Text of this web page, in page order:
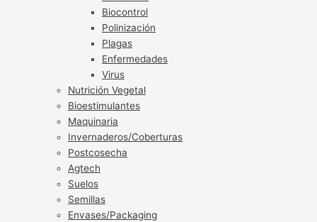
Biocontrol
Polinización
Plagas
Enfermedades
Virus
Nutrición Vegetal
Bioestimulantes
Maquinaria
Invernaderos/Coberturas
Postcosecha
Agtech
Suelos
Semillas
Envases/Packaging